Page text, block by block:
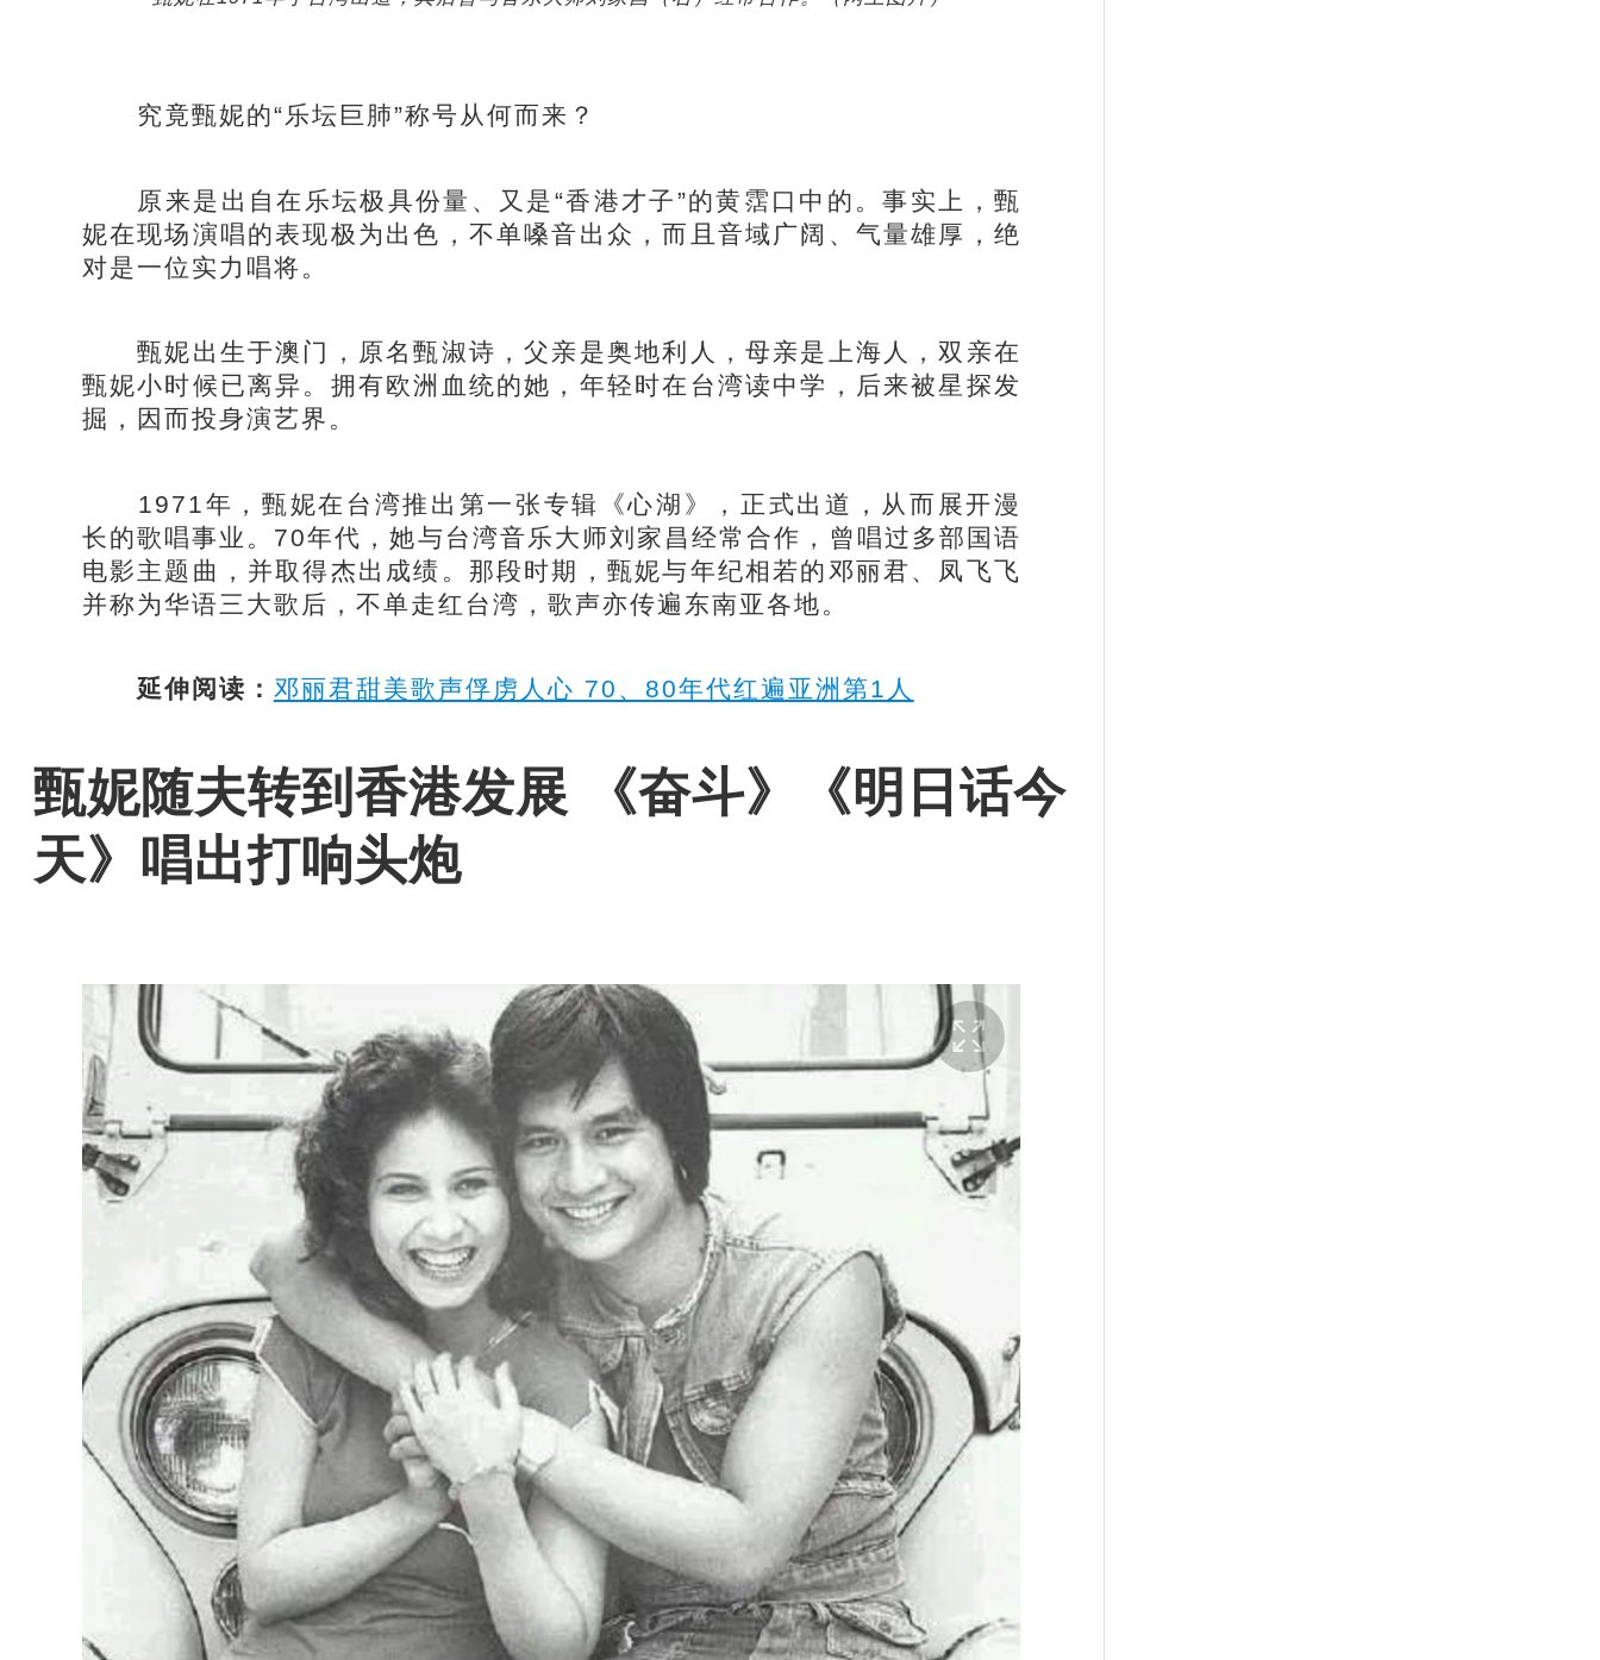
究竟甄妮的“乐坛巨肺”称号从何而来？
原来是出自在乐坛极具份量、又是“香港才子”的黄霑口中的。事实上，甄
妮在现场演唱的表现极为出色，不单嗓音出众，而且音域广阔、气量雄厚，绝
对是一位实力唱将。
甄妮出生于澳门，原名甄淑诗，父亲是奥地利人，母亲是上海人，双亲在
甄妮小时候已离异。拥有欧洲血统的她，年轻时在台湾读中学，后来被星探发
掘，因而投身演艺界。
1971年，甄妮在台湾推出第一张专辑《心湖》，正式出道，从而展开漫
长的歌唱事业。70年代，她与台湾音乐大师刘家昌经常合作，曾唱过多部国语
电影主题曲，并取得杰出成绩。那段时期，甄妮与年纪相若的邓丽君、凤飞飞
并称为华语三大歌后，不单走红台湾，歌声亦传遍东南亚各地。
延伸阅读： 邓丽君甜美歌声俘虏人心 70、80年代红遍亚洲第1人
甄妮随夫转到香港发展 《奋斗》《明日话今
天》唱出打响头炮